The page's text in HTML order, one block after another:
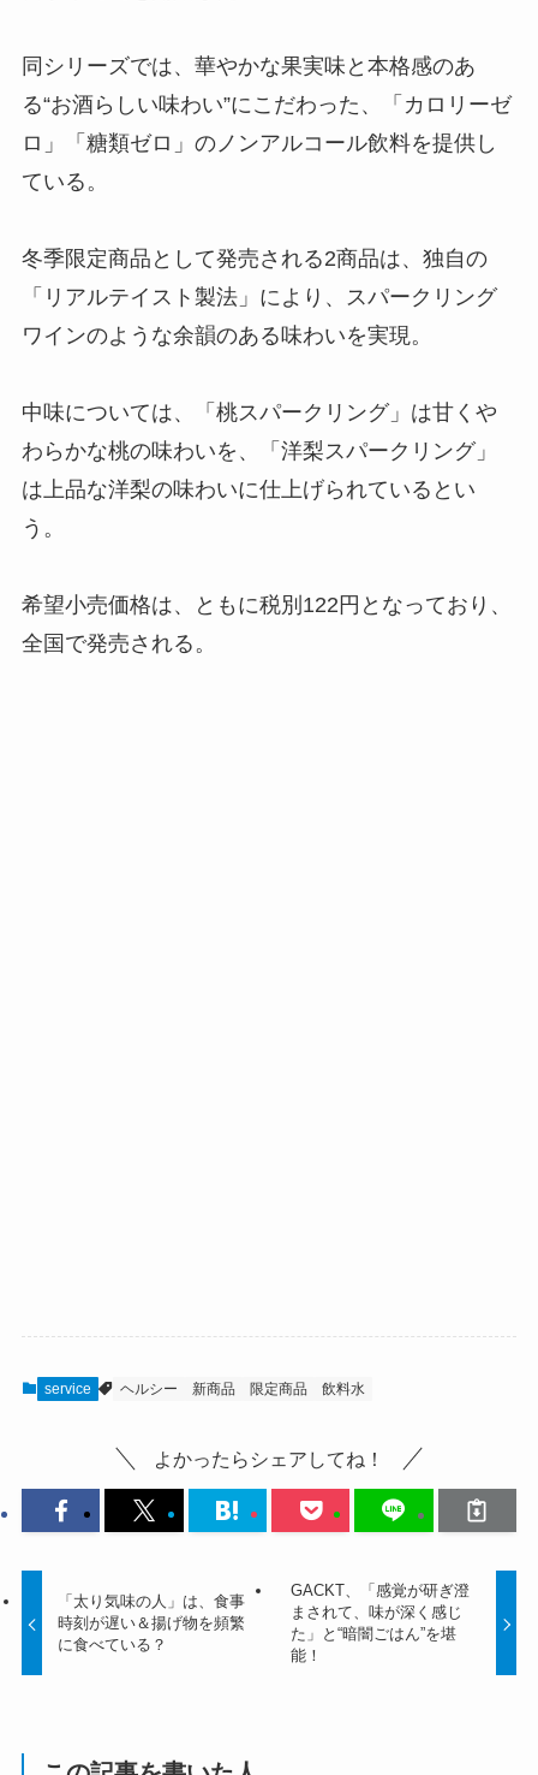
同シリーズでは、華やかな果実味と本格感のあ
る“お酒らしい味わい”にこだわった、「カロリーゼ
ロ」「糖類ゼロ」のノンアルコール飲料を提供し
ている。
冬季限定商品として発売される2商品は、独自の
「リアルテイスト製法」により、スパークリング
ワインのような余韻のある味わいを実現。
中味については、「桃スパークリング」は甘くや
わらかな桃の味わいを、「洋梨スパークリング」
は上品な洋梨の味わいに仕上げられているとい
う。
希望小売価格は、ともに税別122円となっており、
全国で発売される。
service ヘルシー 新商品 限定商品 飲料水
よかったらシェアしてね！
「太り気味の人」は、食事
時刻が遅い＆揚げ物を頻繁
に食べている？
GACKT、「感覚が研ぎ澄
まされて、味が深く感じ
た」と“暗闇ごはん”を堪
能！